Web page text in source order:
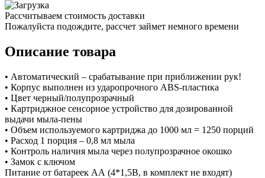
Рассчитываем стоимость доставки
Пожалуйста подождите, рассчет займет немного времени
Описание товара
• Автоматический – срабатывание при приближении рук!
• Корпус выполнен из ударопрочного ABS-пластика
• Цвет черный/полупрозрачный
• Картриджное сенсорное устройство для дозированной
выдачи мыла-пены
• Объем используемого картриджа до 1000 мл = 1250 порций
• Расход 1 порция – 0,8 мл мыла
• Контроль наличия мыла через полупрозрачное окошко
• Замок с ключом
Питание от батареек АА (4*1,5В, в комплект не входят)